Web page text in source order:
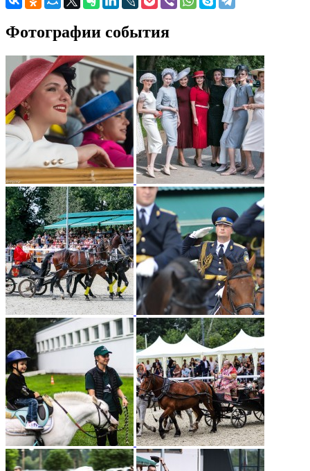
Фотографии события